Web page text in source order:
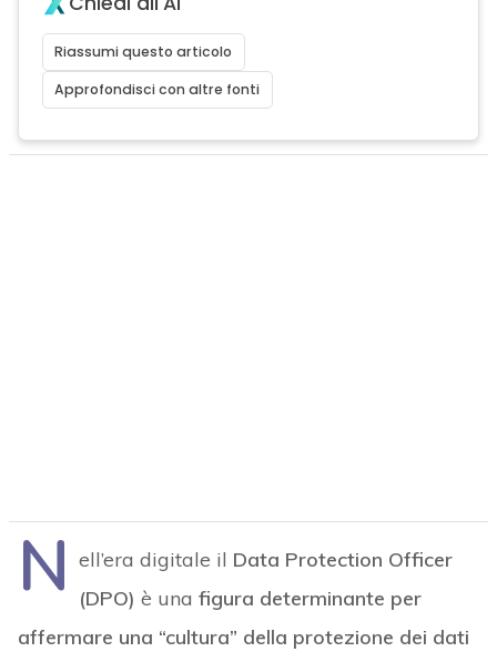
Riassumi questo articolo
Approfondisci con altre fonti
N ell’era digitale il Data Protection Officer
(DPO) è una figura determinante per
affermare una “cultura” della protezione dei dati